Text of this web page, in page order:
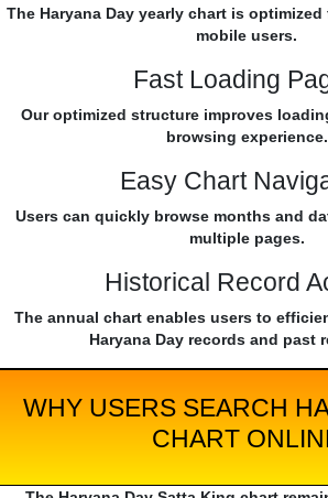
The Haryana Day yearly chart is
mobile users.
Fast Loading
Our optimized structure improves
browsing experience.
Easy Chart
Users can quickly browse months and
multiple pages.
Historical Record
The annual chart enables users to
Haryana Day records and past
WHY USERS SEARCH
CHART